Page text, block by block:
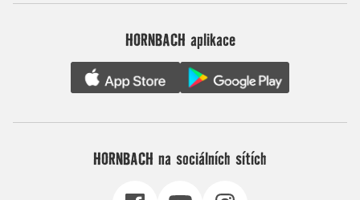
HORNBACH aplikace
HORNBACH na sociálních sítích